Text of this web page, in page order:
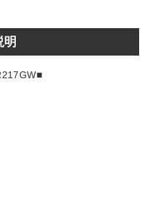
明